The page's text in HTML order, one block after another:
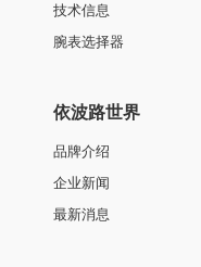
技术信息
腕表选择器
依波路世界
品牌介绍
企业新闻
最新消息